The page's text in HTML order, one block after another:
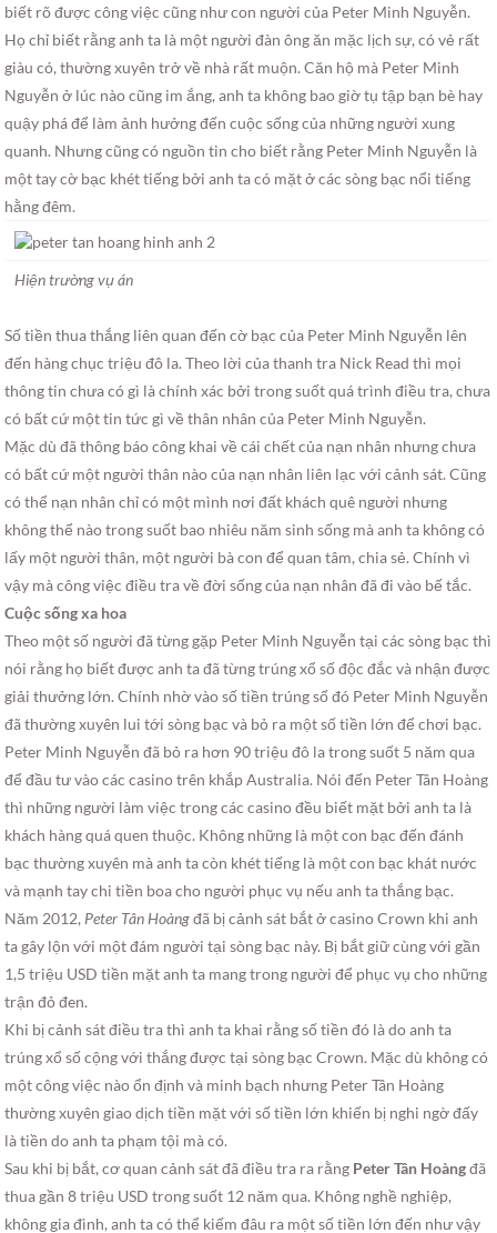
biết rõ được công việc cũng như con người của Peter Minh Nguyễn.
Họ chỉ biết rằng anh ta là một người đàn ông ăn mặc lịch sự, có vẻ rất
giàu có, thường xuyên trở về nhà rất muộn. Căn hộ mà Peter Minh
Nguyễn ở lúc nào cũng im ắng, anh ta không bao giờ tụ tập bạn bè hay
quậy phá để làm ảnh hưởng đến cuộc sống của những người xung
quanh. Nhưng cũng có nguồn tin cho biết rằng Peter Minh Nguyễn là
một tay cờ bạc khét tiếng bởi anh ta có mặt ở các sòng bạc nổi tiếng
hằng đêm.
Hiện trường vụ án
Số tiền thua thắng liên quan đến cờ bạc của Peter Minh Nguyễn lên
đến hàng chục triệu đô la. Theo lời của thanh tra Nick Read thì mọi
thông tin chưa có gì là chính xác bởi trong suốt quá trình điều tra, chưa
có bất cứ một tin tức gì về thân nhân của Peter Minh Nguyễn.
Mặc dù đã thông báo công khai về cái chết của nạn nhân nhưng chưa
có bất cứ một người thân nào của nạn nhân liên lạc với cảnh sát. Cũng
có thể nạn nhân chỉ có một mình nơi đất khách quê người nhưng
không thể nào trong suốt bao nhiêu năm sinh sống mà anh ta không có
lấy một người thân, một người bà con để quan tâm, chia sẻ. Chính vì
vậy mà công việc điều tra về đời sống của nạn nhân đã đi vào bế tắc.
Cuộc sống xa hoa
Theo một số người đã từng gặp Peter Minh Nguyễn tại các sòng bạc thì
nói rằng họ biết được anh ta đã từng trúng xổ số độc đắc và nhận được
giải thưởng lớn. Chính nhờ vào số tiền trúng số đó Peter Minh Nguyễn
đã thường xuyên lui tới sòng bạc và bỏ ra một số tiền lớn để chơi bạc.
Peter Minh Nguyễn đã bỏ ra hơn 90 triệu đô la trong suốt 5 năm qua
để đầu tư vào các casino trên khắp Australia. Nói đến Peter Tân Hoàng
thì những người làm việc trong các casino đều biết mặt bởi anh ta là
khách hàng quá quen thuộc. Không những là một con bạc đến đánh
bạc thường xuyên mà anh ta còn khét tiếng là một con bạc khát nước
và mạnh tay chi tiền boa cho người phục vụ nếu anh ta thắng bạc.
Năm 2012, Peter Tân Hoàngđã bị cảnh sát bắt ở casino Crown khi anh
ta gây lộn với một đám người tại sòng bạc này. Bị bắt giữ cùng với gần
1,5 triệu USD tiền mặt anh ta mang trong người để phục vụ cho những
trận đỏ đen.
Khi bị cảnh sát điều tra thì anh ta khai rằng số tiền đó là do anh ta
trúng xổ số cộng với thắng được tại sòng bạc Crown. Mặc dù không có
một công việc nào ổn định và minh bạch nhưng Peter Tân Hoàng
thường xuyên giao dịch tiền mặt với số tiền lớn khiến bị nghi ngờ đấy
là tiền do anh ta phạm tội mà có.
Sau khi bị bắt, cơ quan cảnh sát đã điều tra ra rằng Peter Tân Hoàngđã
thua gần 8 triệu USD trong suốt 12 năm qua. Không nghề nghiệp,
không gia đình, anh ta có thể kiếm đâu ra một số tiền lớn đến như vậy